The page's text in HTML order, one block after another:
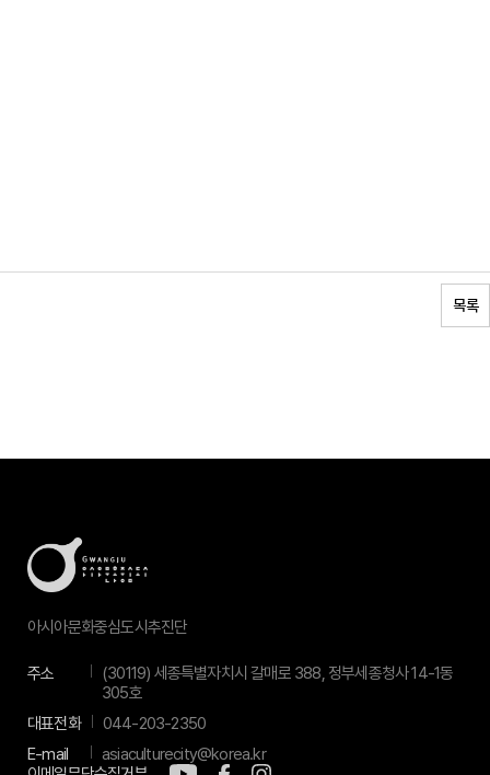
목록
아시아문화중심도시추진단
주소
(30119) 세종특별자치시 갈매로 388, 정부세종청사 14-1동
305호
대표전화
044-203-2350
E-mail
asiaculturecity@korea.kr